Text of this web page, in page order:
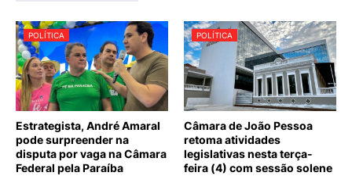
POLÍTICA
Estrategista, André Amaral
pode surpreender na
disputa por vaga na Câmara
Federal pela Paraíba
POLÍTICA
Câmara de João Pessoa
retoma atividades
legislativas nesta terça-
feira (4) com sessão solene